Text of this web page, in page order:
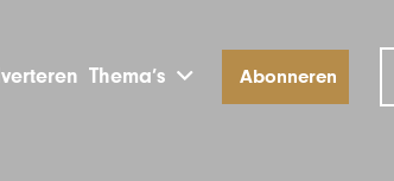
Thema’s Abonneren